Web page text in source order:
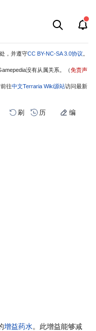
，并遵守CC BY-NC-SA 3.0协议
没有从属关系。（免责声
往中文Terraria Wiki源站访问最新
刷 历 编
增益药水。此增益能够减